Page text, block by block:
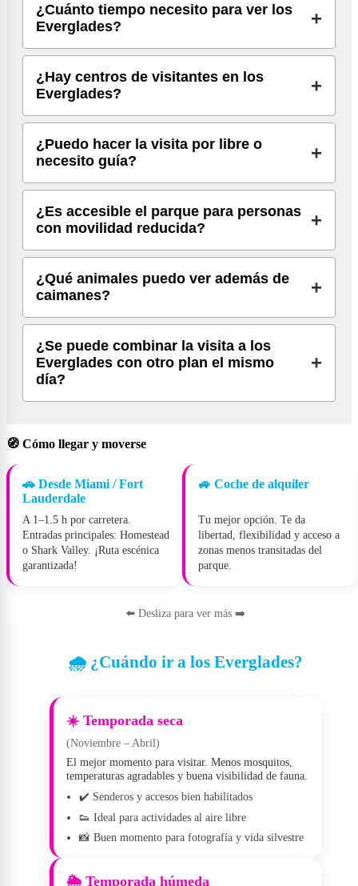
¿Cuánto tiempo necesito para ver los
Everglades?
¿Hay centros de visitantes en los
Everglades?
¿Puedo hacer la visita por libre o
necesito guía?
¿Es accesible el parque para personas
con movilidad reducida?
¿Qué animales puedo ver además de
caimanes?
¿Se puede combinar la visita a los
Everglades con otro plan el mismo
día?
🧭 Cómo llegar y moverse
🚗 Desde Miami / Fort
Lauderdale
A 1–1.5 h por carretera.
Entradas principales: Homestead
o Shark Valley. ¡Ruta escénica
garantizada!
🚙 Coche de alquiler
Tu mejor opción. Te da
libertad, flexibilidad y acceso a
zonas menos transitadas del
parque.
⬅️ Desliza para ver más ➡️
🌧️ ¿Cuándo ir a los Everglades?
☀️ Temporada seca
(Noviembre – Abril)
El mejor momento para visitar. Menos mosquitos,
temperaturas agradables y buena visibilidad de fauna.
✔️ Senderos y accesos bien habilitados
👟 Ideal para actividades al aire libre
📸 Buen momento para fotografía y vida silvestre
🌦️ Temporada húmeda